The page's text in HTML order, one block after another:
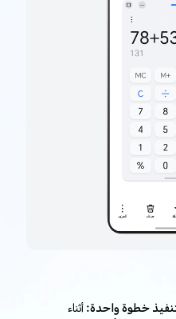
خطوة واحدة:أثناء